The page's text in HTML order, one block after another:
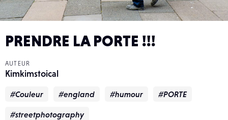
PRENDRE LA PORTE !!!
AUTEUR
Kimkimstoical
#Couleur #england #humour #PORTE
#streetphotography